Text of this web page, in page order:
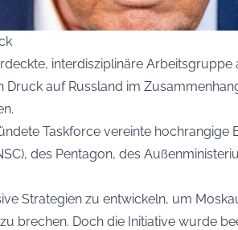
interdisziplinäre Arbeitsgruppe
auf Russland im
Taskforce vereinte hochrangige
des Pentagon, des
Strategien zu entwickeln, um
brechen. Doch die Initiative wurde